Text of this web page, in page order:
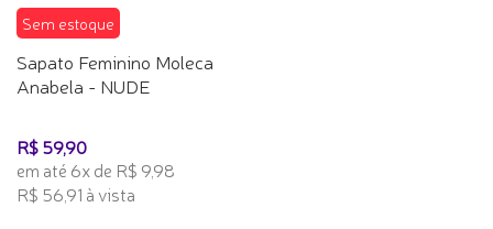
Sem estoque
Sapato Feminino Moleca
Anabela - NUDE
R$ 59,90
em até 6x de R$ 9,98
R$ 56,91 à vista